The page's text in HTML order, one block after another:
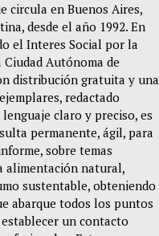
circula en Buenos Aires,
desde el año 1992. En
el Interes Social por la
Autónoma de
distribución gratuita y una
redactado
claro y preciso, es
permanente, ágil, para
sobre temas
alimentación natural,
sustentable, obteniendo
abarque todos los puntos
un contacto